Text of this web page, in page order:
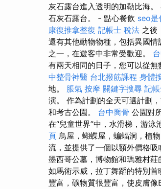
灰石露台進入透明的加勒比海
石灰石露台。 - 點心餐飲 seo是
康復推拿整復 記帳士 稅法 之後
還有其他動物物種，包括異國
之一，在遊客中非常受歡迎。
有兩天相同的日子，您可以從
中整骨神醫 台北撥筋課程 身體
地。 脹氣 按摩 關鍵字搜尋 記
演。 作為計劃的全天可選計劃
和考古公園。 台中喬骨 公園對
在“兒童世界”中，水滑梯，游泳
頁 鳥屋，蝴蝶屋，蝙蝠洞，植
流，並提供了一個以額外價格
墨西哥公墓，博物館和瑪雅村
如馬術示威，拉丁舞蹈的特別
豐富，礦物質很豐富，使皮膚